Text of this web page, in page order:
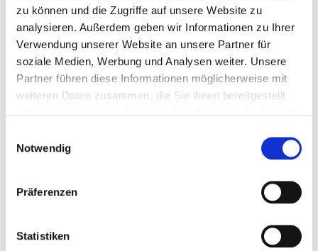
zu können und die Zugriffe auf unsere Website zu
analysieren. Außerdem geben wir Informationen zu Ihrer
Verwendung unserer Website an unsere Partner für
soziale Medien, Werbung und Analysen weiter. Unsere
Partner führen diese Informationen möglicherweise mit
weiteren Daten zusammen, die Sie ihnen bereitgestellt
Notwendig
Präferenzen
Statistiken
Neueste Beiträge
25. März 2024
überraschenden Experiment!
Meine Typveränderung – eine krasse vorher/nachher
Story!